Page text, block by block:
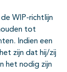
WIP-richtlijn
tot
Indien een
zijn dat hij/zij
het nodig zijn